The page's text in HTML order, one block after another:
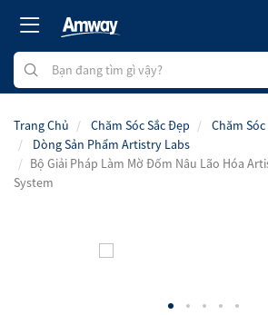
Trang Chủ Chăm Sóc Sắc Đẹp
Chăm Sóc
Dòng Sản Phẩm Artistry Labs
Bộ Giải Pháp Làm Mờ Đốm Nâu Lão Hóa
System